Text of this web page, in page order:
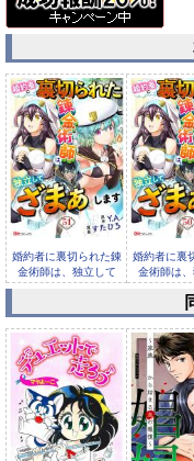
婚約者に裏切られた錬
金術師は、独立して
『ざまぁ』...
婚約者に裏
金術師は
『ざま